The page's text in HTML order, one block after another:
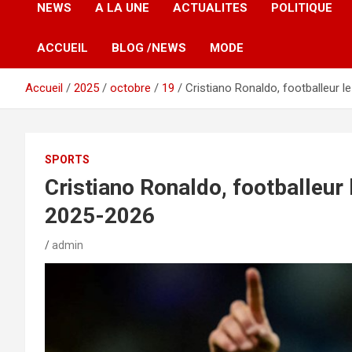
NEWS A LA UNE ACTUALITES POLITIQUE
ACCUEIL BLOG /NEWS MODE
Accueil 2025 octobre 19 Cristiano Ronaldo, footballeur
SPORTS
Cristiano Ronaldo, footballeur
2025-2026
admin